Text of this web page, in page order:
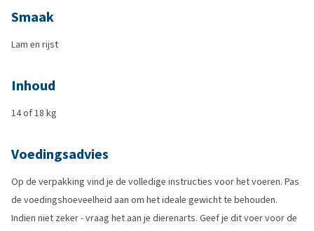
Smaak
Lam en rijst
Inhoud
14 of 18 kg
Voedingsadvies
Op de verpakking vind je de volledige instructies voor het voeren. Pas
de voedingshoeveelheid aan om het ideale gewicht te behouden.
Indien niet zeker - vraag het aan je dierenarts. Geef je dit voer voor de